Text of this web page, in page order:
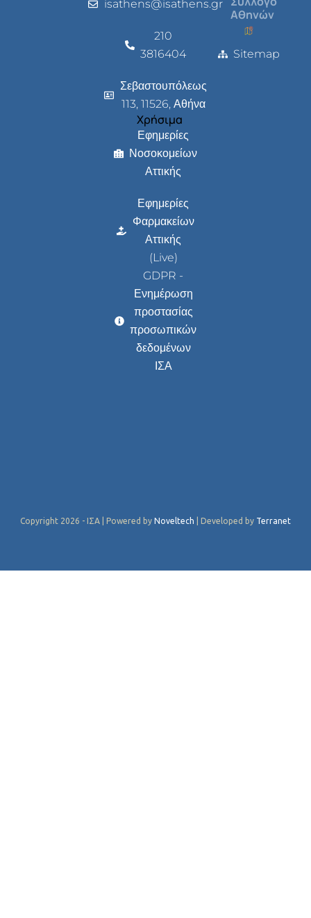
isathens@isathens.gr
210
3816404
Σεβαστουπόλεως
113, 11526, Αθήνα
Χρήσιμα
Εφημερίες
Νοσοκομείων
Αττικής
Εφημερίες
Φαρμακείων
Αττικής
(Live)
GDPR -
Ενημέρωση
προστασίας
προσωπικών
δεδομένων
ΙΣΑ
Αθηνών
Sitemap
Copyright 2026 - ΙΣΑ | Powered by Noveltech | Developed by Terranet